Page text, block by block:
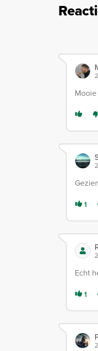
1
Echt
1